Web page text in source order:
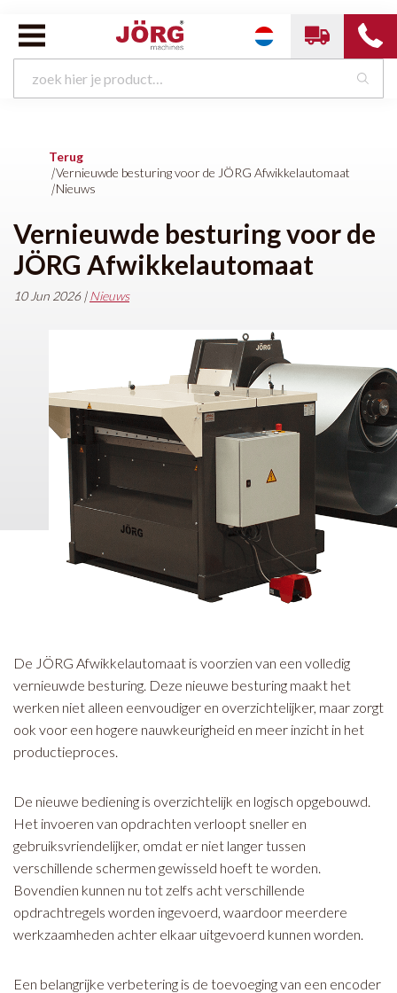
Terug
|Vernieuwde besturing voor de JÖRG Afwikkelautomaat
|Nieuws
Vernieuwde besturing voor de
JÖRG Afwikkelautomaat
10 Jun 2026 |Nieuws
De JÖRG Afwikkelautomaat is voorzien van een volledig
vernieuwde besturing. Deze nieuwe besturing maakt het
werken niet alleen eenvoudiger en overzichtelijker, maar zorgt
ook voor een hogere nauwkeurigheid en meer inzicht in het
productieproces.
De nieuwe bediening is overzichtelijk en logisch opgebouwd.
Het invoeren van opdrachten verloopt sneller en
gebruiksvriendelijker, omdat er niet langer tussen
verschillende schermen gewisseld hoeft te worden.
Bovendien kunnen nu tot zelfs acht verschillende
opdrachtregels worden ingevoerd, waardoor meerdere
werkzaamheden achter elkaar uitgevoerd kunnen worden.
Een belangrijke verbetering is de toevoeging van een encoder